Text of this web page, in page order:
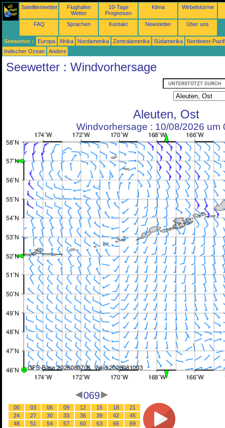
Satellitenwetter
Flughafen
Wetter
10-Tage
Prognosen
Klima Wirbelstürme
FAQ Sprachen Kontakt Newsletter Über uns
Seewetter : Europa Afrika Nordamerika Zentralamerika Südamerika
Nordwest-
Indischer Ozean
Andere
Seewetter : Windvorhersage
Aleuten, Ost
Windvorhersage : 10/08/2026 um
069
00 03 06 09 12 15 18
21
24
27 30 33 36 39 42
45
48
51 54 57 60 63 66
69